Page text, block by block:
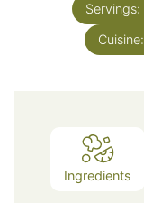
Servings:
Cuisine:
Ingredients